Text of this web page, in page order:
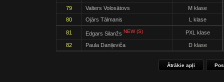
79 Valters Volosātovs
M klase
80
Ojārs Tālmanis L klase
81 Edgars Silanžs NEW (S) PXL klase
82 Paula Daniļeviča D klase
Ātrākie apļi